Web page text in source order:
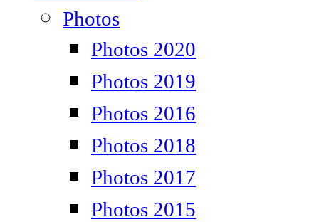
Photos
Photos 2020
Photos 2019
Photos 2016
Photos 2018
Photos 2017
Photos 2015